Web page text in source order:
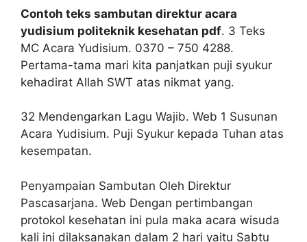
Contoh teks sambutan direktur acara
yudisium politeknik kesehatan pdf. 3 Teks
MC Acara Yudisium. 0370 – 750 4288.
Pertama-tama mari kita panjatkan puji syukur
kehadirat Allah SWT atas nikmat yang.
32 Mendengarkan Lagu Wajib. Web 1 Susunan
Acara Yudisium. Puji Syukur kepada Tuhan atas
kesempatan.
Penyampaian Sambutan Oleh Direktur
Pascasarjana. Web Dengan pertimbangan
protokol kesehatan ini pula maka acara wisuda
kali ini dilaksanakan dalam 2 hari yaitu Sabtu